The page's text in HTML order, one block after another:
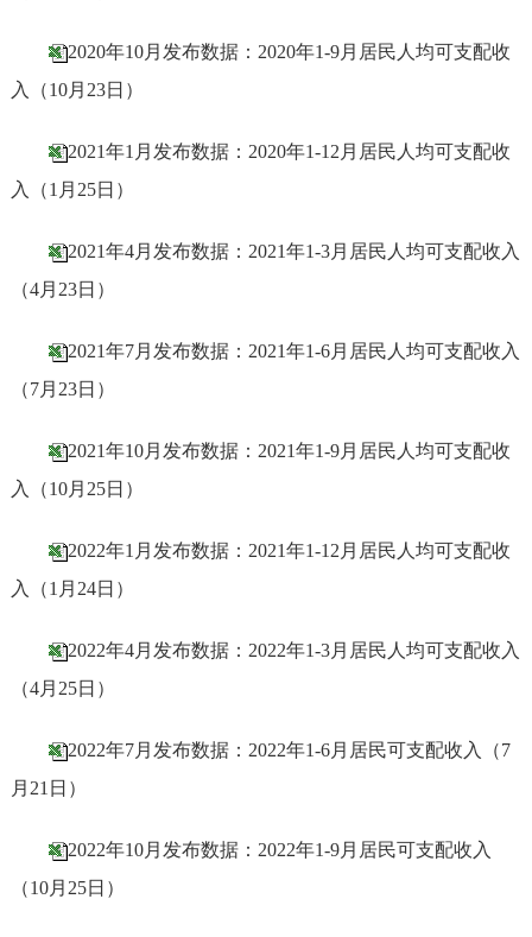
2020年10月发布数据：2020年1-9月居民人均可支配收
入（10月23日）
2021年1月发布数据：2020年1-12月居民人均可支配收
入（1月25日）
2021年4月发布数据：2021年1-3月居民人均可支配收入
（4月23日）
2021年7月发布数据：2021年1-6月居民人均可支配收入
（7月23日）
2021年10月发布数据：2021年1-9月居民人均可支配收
入（10月25日）
2022年1月发布数据：2021年1-12月居民人均可支配收
入（1月24日）
2022年4月发布数据：2022年1-3月居民人均可支配收入
（4月25日）
2022年7月发布数据：2022年1-6月居民可支配收入（7
月21日）
2022年10月发布数据：2022年1-9月居民可支配收入
（10月25日）